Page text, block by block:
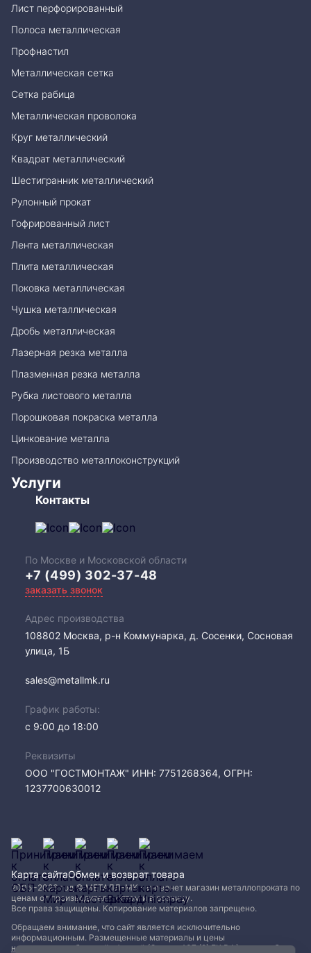
Лист перфорированный
Полоса металлическая
Профнастил
Металлическая сетка
Сетка рабица
Металлическая проволока
Круг металлический
Квадрат металлический
Шестигранник металлический
Рулонный прокат
Гофрированный лист
Лента металлическая
Плита металлическая
Поковка металлическая
Чушка металлическая
Дробь металлическая
Лазерная резка металла
Плазменная резка металла
Рубка листового металла
Порошковая покраска металла
Цинкование металла
Производство металлоконструкций
Услуги
Контакты
По Москве и Московской области
+7 (499) 302-37-48
заказать звонок
Адрес производства
108802​ Москва, р-н Коммунарка, д. Сосенки, Сосновая
улица, 1Б
sales@metallmk.ru
График работы:
с 9:00 до 18:00
Реквизиты
ООО "ГОСТМОНТАЖ" ИНН: 7751268364, ОГРН:
1237700630012
2005−2026 год © МЕТАЛЛ-МК - интернет магазин металлопроката по
ценам от производителя, оптом и в розницу.
Все права защищены. Копирование материалов запрещено.
Обращаем внимание, что сайт является исключительно
информационным. Размещенные материалы и цены
не являются публичной офертой (Статья 437 (2) ГК РФ)и могут быть
Карта сайтаОбмен и возврат товара